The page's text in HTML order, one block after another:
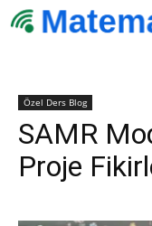
Özel Ders Blog
SAMR
Proje